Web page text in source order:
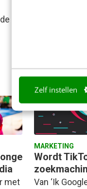
Zelf instellen
Sanne
met
MARKETING
Wordt
Van ‘Ik